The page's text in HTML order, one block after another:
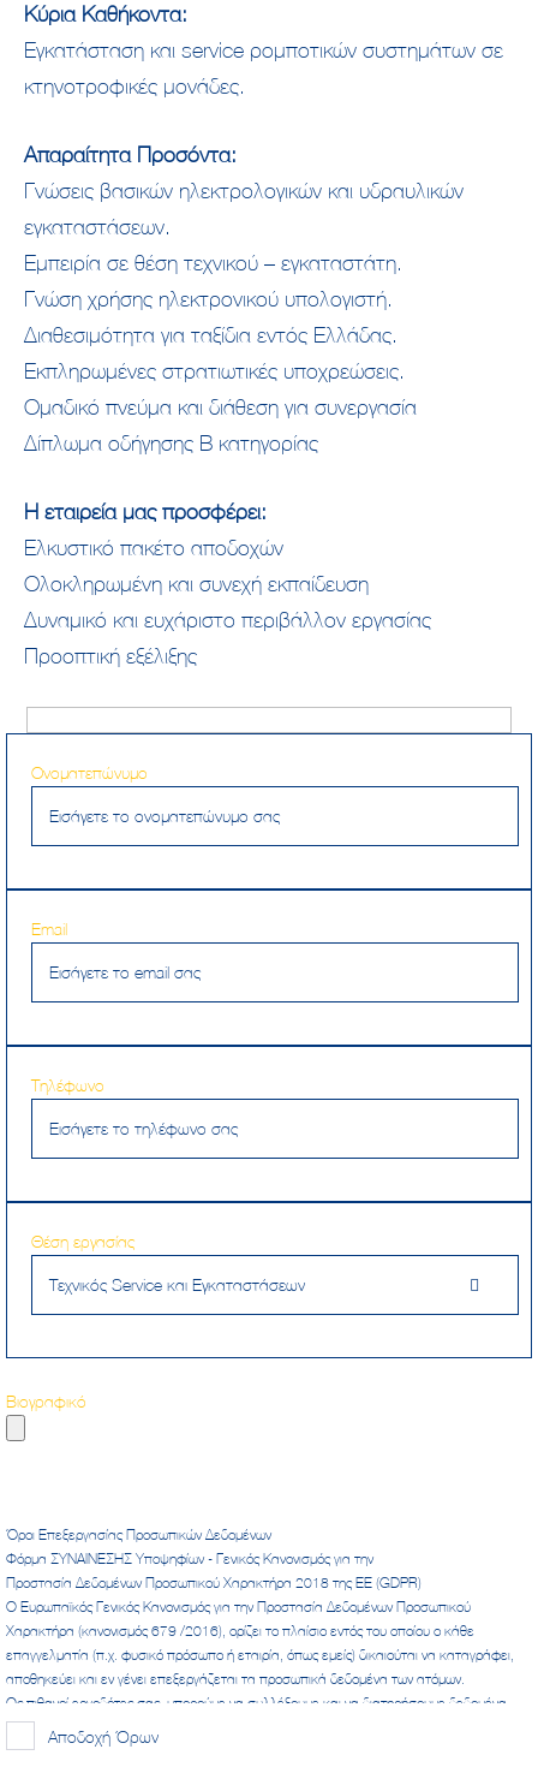
Κύρια Καθήκοντα:
Εγκατάσταση και service ρομποτικών συστημάτων σε
κτηνοτροφικές μονάδες.
Απαραίτητα Προσόντα:
Γνώσεις βασικών ηλεκτρολογικών και υδραυλικών
εγκαταστάσεων.
Εμπειρία σε θέση τεχνικού – εγκαταστάτη.
Γνώση χρήσης ηλεκτρονικού υπολογιστή.
Διαθεσιμότητα για ταξίδια εντός Ελλάδας.
Εκπληρωμένες στρατιωτικές υποχρεώσεις.
Ομαδικό πνεύμα και διάθεση για συνεργασία
Δίπλωμα οδήγησης Β κατηγορίας
Η εταιρεία μας προσφέρει:
Ελκυστικό πακέτο αποδοχών
Ολοκληρωμένη και συνεχή εκπαίδευση
Δυναμικό και ευχάριστο περιβάλλον εργασίας
Προοπτική εξέλιξης
Ονοματεπώνυμο
Email
Τηλέφωνο
Θέση εργασίας
Τεχνικός Service και Εγκαταστάσεων
Βιογραφικό
Όροι Επεξεργασίας Προσωπικών Δεδομένων
Φόρμα ΣΥΝΑΙΝΕΣΗΣ Υποψηφίων - Γενικός Κανονισμός για την
Προστασία Δεδομένων Προσωπικού Χαρακτήρα 2018 της ΕΕ (GDPR)
Ο Ευρωπαϊκός Γενικός Κανονισμός για την Προστασία Δεδομένων Προσωπικού
Χαρακτήρα (κανονισμός 679 /2016), ορίζει το πλαίσιο εντός του οποίου ο κάθε
επαγγελματία (π.χ. φυσικό πρόσωπο ή εταιρία, όπως εμείς) δικαιούται να καταγράφει,
αποθηκεύει και εν γένει επεξεργάζεται τα προσωπικά δεδομένα των ατόμων.
Ως πιθανοί εργοδότες σας, μπορούμε να συλλέξουμε και να διατηρήσουμε δεδομένα
σχετικά με εσάς, με στόχο την διαχείριση στελέχωσης και ανθρωπίνου δυναμικού της
εταιρίας μας βάση τον ανωτέρω κανονισμού και του Ν. 4624 / 2019 « μέτρα εφαρμογής
Αποδοχή Όρων